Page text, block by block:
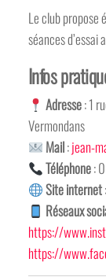
Le club propose
séances
Infos
Adresse: 1
Vermondans
Mail:jean-
Téléphone:
Site internet
Réseaux
https://
https://